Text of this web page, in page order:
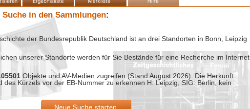
Suche in den Sammlungen:
der Bundesrepublik Deutschland ist an drei Standorten in Bonn, Leipzig
unserer Standorte werden für Sie Bestände für eine Recherche im Internet
Objekte und AV-Medien zugreifen (Stand August 2026). Die Herkunft
des Kürzels vor der EB-Nummer zu erkennen H: Leipzig, SIG: Berlin, kein